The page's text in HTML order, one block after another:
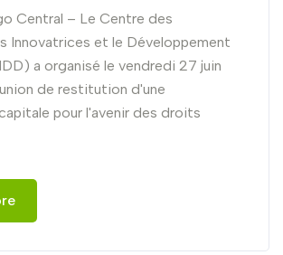
Central – Le Centre des
Innovatrices et le Développement
a organisé le vendredi 27 juin
de restitution d'une
pour l'avenir des droits